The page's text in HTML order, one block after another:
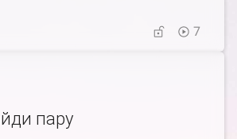
7
пару